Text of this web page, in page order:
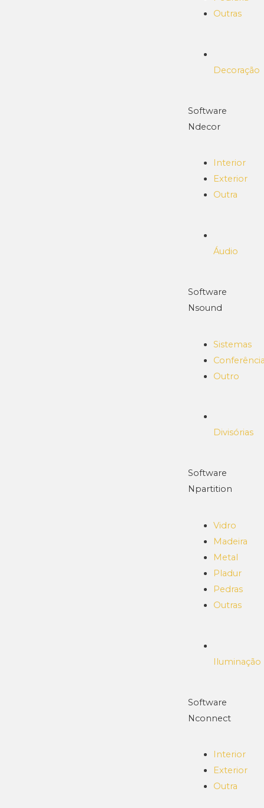
Outras
Decoração
Software
Ndecor
Interior
Exterior
Outra
Áudio
Software
Nsound
Sistemas
Outro
Divisórias
Software
Npartition
Vidro
Madeira
Metal
Pladur
Pedras
Outras
Iluminação
Software
Nconnect
Interior
Exterior
Outra